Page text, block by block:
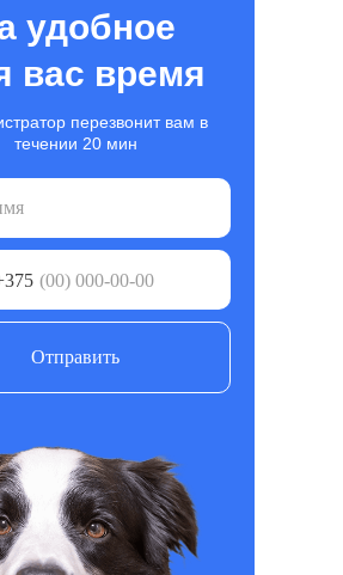
Отправить
удобное
вас время
перезвонит вам в
течении 20 мин